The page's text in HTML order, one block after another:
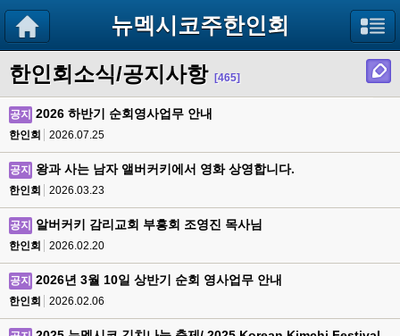
뉴멕시코주한인회
한인회소식/공지사항 [465]
공지 2026 하반기 순회영사업무 안내
한인회 2026.07.25
공지 왕과 사는 남자 앨버커키에서 영화 상영합니다.
한인회 2026.03.23
공지 알버커키 감리교회 부흥회 조영진 목사님
한인회 2026.02.20
공지 2026년 3월 10일 상반기 순회 영사업무 안내
한인회 2026.02.06